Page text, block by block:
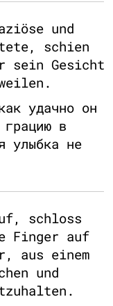
und
schien
sein Gesicht
удачно он
грацию в
улыбка не
schloss
Finger auf
aus einem
und